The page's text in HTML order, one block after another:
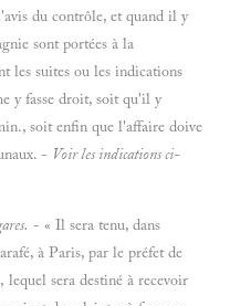
du contrôle, et quand il y
sont portées à la
les suites ou les indications
y fasse droit, soit qu'il y
soit enfin que l'affaire doive
- Voir les indications ci-
- « Il sera tenu, dans
à Paris, par le préfet de
sera destiné à recevoir